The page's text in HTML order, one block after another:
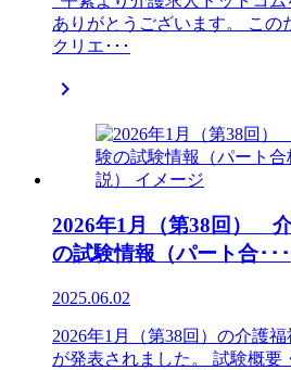
ありがとうございます。 この
クリエ･･･

2026年1月（第38回）
の試験情報（パート合･･･
2025.06.02
2026年1月（第38回）の介護
が発表されました。 試験概要